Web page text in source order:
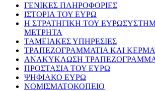
ΓΕΝΙΚΕΣ ΠΛΗΡΟΦΟΡΙΕΣ
ΙΣΤΟΡΙΑ ΤΟΥ ΕΥΡΩ
Η ΣΤΡΑΤΗΓΙΚΗ ΤΟΥ
ΜΕΤΡΗΤΑ
ΤΑΜΕΙΑΚΕΣ ΥΠΗΡΕΣΙΕΣ
ΤΡΑΠΕΖΟΓΡΑΜΜΑΤΙΑ ΚΑΙ
ΑΝΑΚΥΚΛΩΣΗ
ΠΡΟΣΤΑΣΙΑ ΤΟΥ ΕΥΡΩ
ΨΗΦΙΑΚΟ ΕΥΡΩ
ΝΟΜΙΣΜΑΤΟΚΟΠΕΙΟ